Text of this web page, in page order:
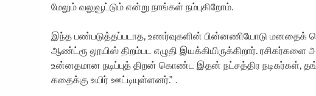
மேலும் வலுவூட்டும் என்று நாங்கள் நம்புகிறோம்.
இந்த பண்படுத்தப்படாத, உணர்வுகளின் பின்னணியோடு
ஆண்ட்ரூ லூயிஸ் திறம்பட எழுதி இயக்கியிருக்கிறார்.
உன்னதமான நடிப்புத் திறன் கொண்ட இதன் நட்சத்திர நடிகர்கள்,
கதைக்கு உயிர் ஊட்டியுள்ளனர்.” .